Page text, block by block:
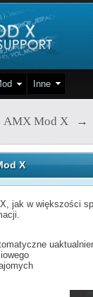
Inne
AMX Mod X →
X
jak w większości